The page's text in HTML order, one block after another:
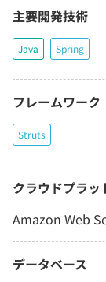
主要開発技術
Java Spring
フレームワーク
Struts
クラウドプラッ
Amazon Web
データベース